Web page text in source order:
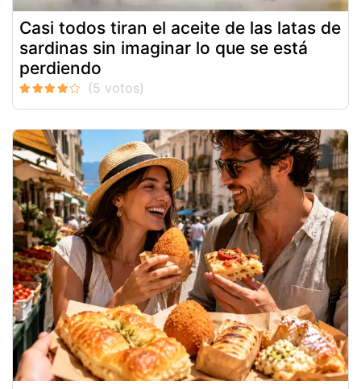
Casi todos tiran el aceite de las latas de
sardinas sin imaginar lo que se está
perdiendo